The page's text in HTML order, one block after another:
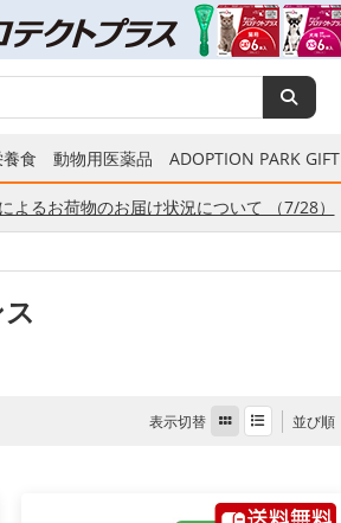
食 動物用医薬品 ADOPTION PARK GIFT
よるお荷物のお届け状況について （7/28）
表示切替 並び順